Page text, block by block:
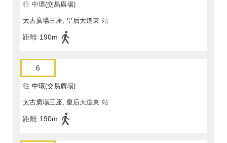
往 中環(交易廣場)
太古廣場三座, 皇后大道東 站
距離 190m
6
往 中環(交易廣場)
太古廣場三座, 皇后大道東 站
距離 190m